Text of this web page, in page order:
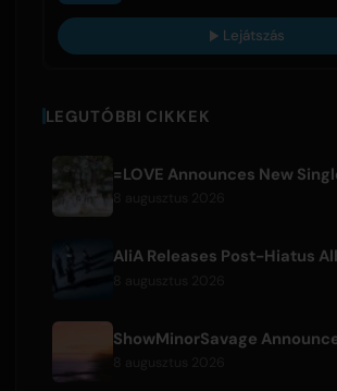
Lejátszás
LEGUTÓBBI CIKKEK